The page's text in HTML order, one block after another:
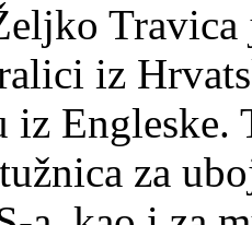
iz
iz Engleske.
za